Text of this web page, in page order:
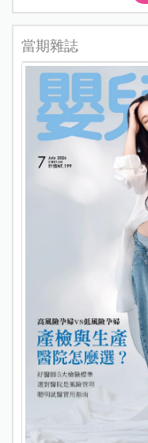
當期雜誌